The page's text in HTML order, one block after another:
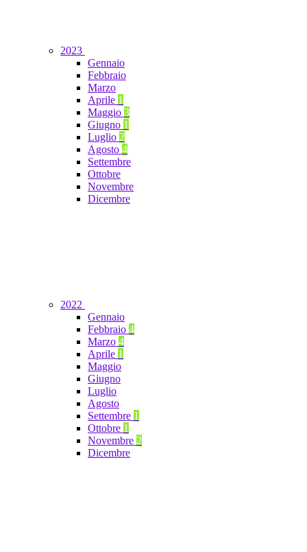
2023
Gennaio
Febbraio
Marzo
Aprile 1
Maggio 3
Giugno 1
Luglio 2
Agosto 4
Settembre
Ottobre
Novembre
Dicembre
2022
Gennaio
Febbraio 4
Marzo 4
Aprile 1
Maggio
Giugno
Luglio
Agosto
Settembre 1
Ottobre 1
Novembre 2
Dicembre